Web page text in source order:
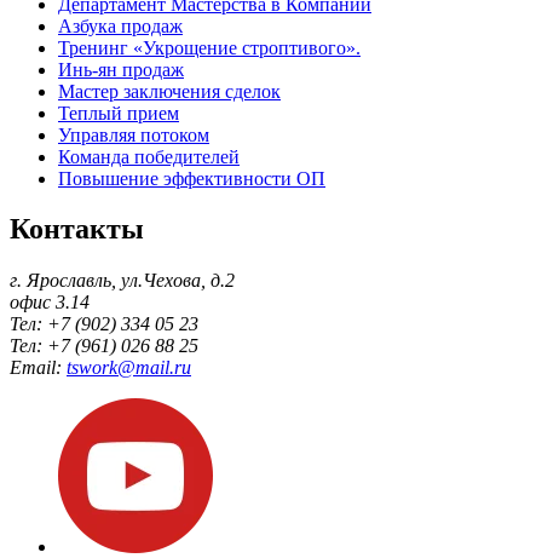
Азбука продаж
Тренинг «Укрощение строптивого».
Инь-ян продаж
Мастер заключения сделок
Теплый прием
Управляя потоком
Команда победителей
Повышение эффективности ОП
Контакты
г. Ярославль, ул.Чехова, д.2
офис 3.14
Тел: +7 (902) 334 05 23
Тел: +7 (961) 026 88 25
Email: tswork@mail.ru